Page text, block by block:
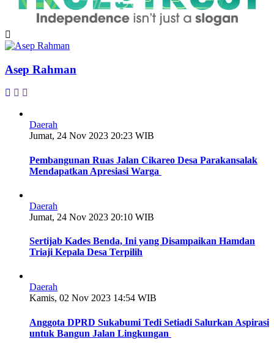
Asep Rahman
Daerah
Jumat, 24 Nov 2023 20:23 WIB
Pembangunan Ruas Jalan Cikareo Desa Parakansalak
Mendapatkan Apresiasi Warga
Daerah
Jumat, 24 Nov 2023 20:10 WIB
Sertijab Kades Benda, Ini yang Disampaikan Hamdan
Triaji Kepala Desa Terpilih
Daerah
Kamis, 02 Nov 2023 14:54 WIB
Anggota DPRD Sukabumi Tedi Setiadi Salurkan Aspirasi
untuk Bangun Jalan Lingkungan